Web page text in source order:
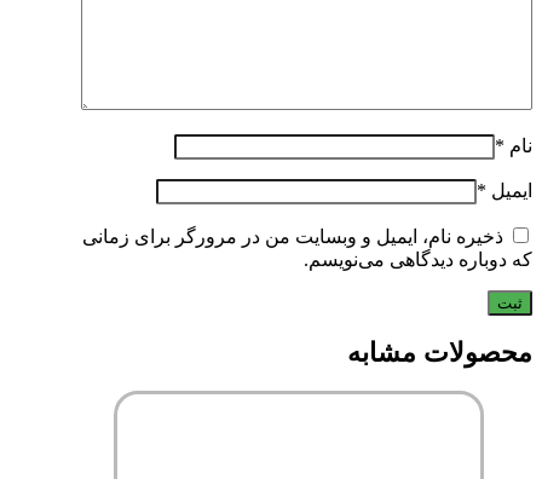
نام *
ایمیل *
ذخیره نام، ایمیل و وبسایت من در مرورگر برای زمانی
که دوباره دیدگاهی می‌نویسم.
محصولات مشابه